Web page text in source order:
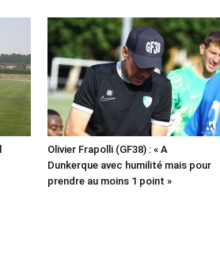
Olivier Frapolli (GF38) : « A
Dunkerque avec humilité mais pour
prendre au moins 1 point »